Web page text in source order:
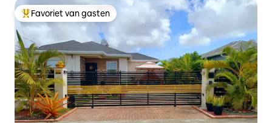
Topfavoriet van gasten
Favoriet van gasten